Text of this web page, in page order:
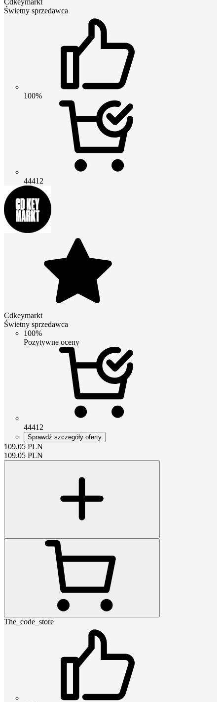
Cdkeymarkt
Świetny sprzedawca
100%
44412
Cdkeymarkt
Świetny sprzedawca
100%
Pozytywne oceny
44412
Sprawdź szczegóły oferty
109.05 PLN
109.05 PLN
The_code_store